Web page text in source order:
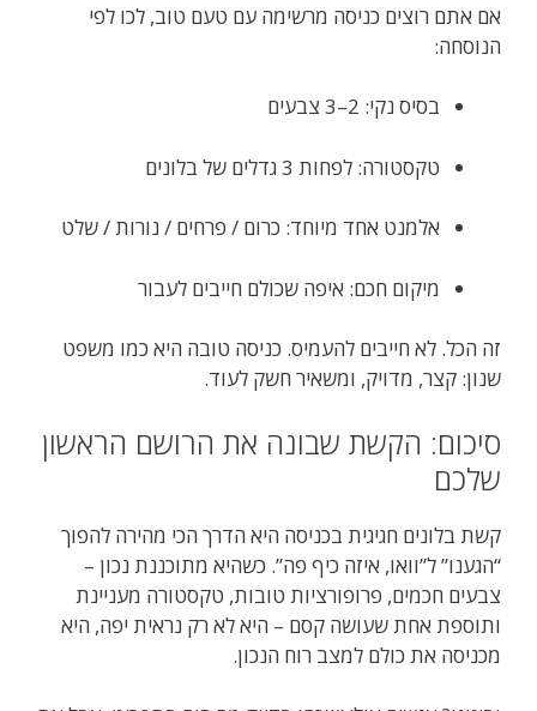
אם אתם רוצים כניסה מרשימה עם טעם טוב, לכו לפי
הנוסחה:
בסיס נקי: 2–3 צבעים
טקסטורה: לפחות 3 גדלים של בלונים
אלמנט אחד מיוחד: כרום / פרחים / נורות / שלט
מיקום חכם: איפה שכולם חייבים לעבור
זה הכל. לא חייבים להעמיס. כניסה טובה היא כמו משפט
שנון: קצר, מדויק, ומשאיר חשק לעוד.
סיכום: הקשת שבונה את הרושם הראשון
שלכם
קשת בלונים חגיגית בכניסה היא הדרך הכי מהירה להפוך
“הגענו” ל”וואו, איזה כיף פה”. כשהיא מתוכננת נכון –
צבעים חכמים, פרופורציות טובות, טקסטורה מעניינת
ותוספת אחת שעושה קסם – היא לא רק נראית יפה, היא
מכניסה את כולם למצב רוח הנכון.